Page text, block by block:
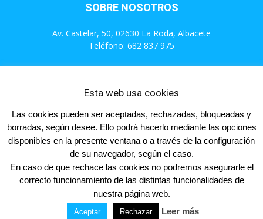
SOBRE NOSOTROS
Av. Castelar, 50, 02630 La Roda, Albacete
Teléfono: 682 837 975
Contáctanos:info@populareslaroda.es
SÍGUENOS
Actualidad Videos Contacta
© Partido Popular 2023
Esta web usa cookies
Las cookies pueden ser aceptadas, rechazadas, bloqueadas y
borradas, según desee. Ello podrá hacerlo mediante las opciones
disponibles en la presente ventana o a través de la configuración
de su navegador, según el caso.
En caso de que rechace las cookies no podremos asegurarle el
correcto funcionamiento de las distintas funcionalidades de
nuestra página web.
Aceptar Rechazar Leer más